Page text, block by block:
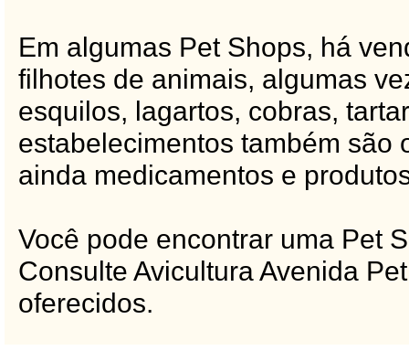
Em algumas Pet Shops, há
filhotes de animais, algumas
esquilos, lagartos, cobras,
estabelecimentos também são
ainda medicamentos e
Você pode encontrar uma Pet
Consulte Avicultura Avenida
oferecidos.